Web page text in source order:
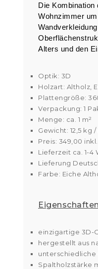
Die
Wohnzimmer
Alters und den
Optik: 3D
Holzart: Altholz,
Plattengröße:
Verpackung: 1
Menge: ca. 1 m²
Gewicht: 12,5 kg /
Preis: 349,00 inkl.
Lieferzeit ca. 1-4
Lieferung
Farbe: Eiche
einzigartige 3D-
hergestellt aus
Spaltholzstärke